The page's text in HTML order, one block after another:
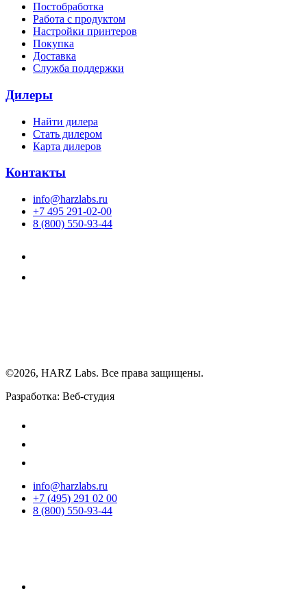
Постобработка
Работа с продуктом
Настройки принтеров
Покупка
Доставка
Служба поддержки
Дилеры
Найти дилера
Cтать дилером
Карта дилеров
Контакты
info@harzlabs.ru
+7 495 291-02-00
8 (800) 550-93-44
©2026, HARZ Labs. Все права защищены.
Разработка: Веб-студия
info@harzlabs.ru
+7 (495) 291 02 00
8 (800) 550-93-44